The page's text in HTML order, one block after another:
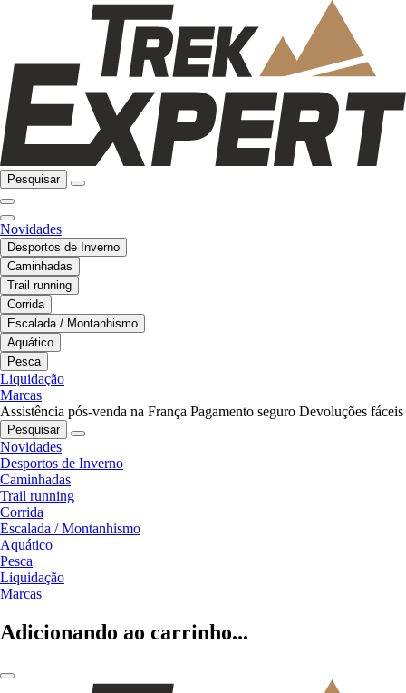
Pesquisar
Novidades
Desportos de Inverno
Caminhadas
Trail running
Corrida
Escalada / Montanhismo
Aquático
Pesca
Liquidação
Marcas
Assistência pós-venda na França Pagamento seguro Devoluções fáceis
Pesquisar
Novidades
Desportos de Inverno
Caminhadas
Trail running
Corrida
Escalada / Montanhismo
Aquático
Pesca
Liquidação
Marcas
Adicionando ao carrinho...